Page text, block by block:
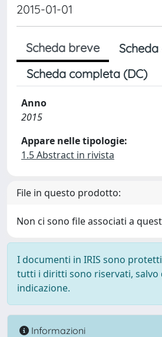
2015-01-01
Scheda breve
Scheda completa (DC)
Anno
2015
Appare nelle tipologie:
1.5 Abstract in rivista
File in questo prodotto:
Non ci sono file associati a
I documenti in IRIS sono
tutti i diritti sono riservati, salvo
indicazione.
Informazioni